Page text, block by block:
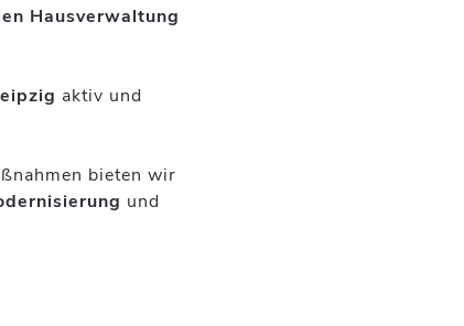
Hausverwaltung
aktiv und
bieten wir
und